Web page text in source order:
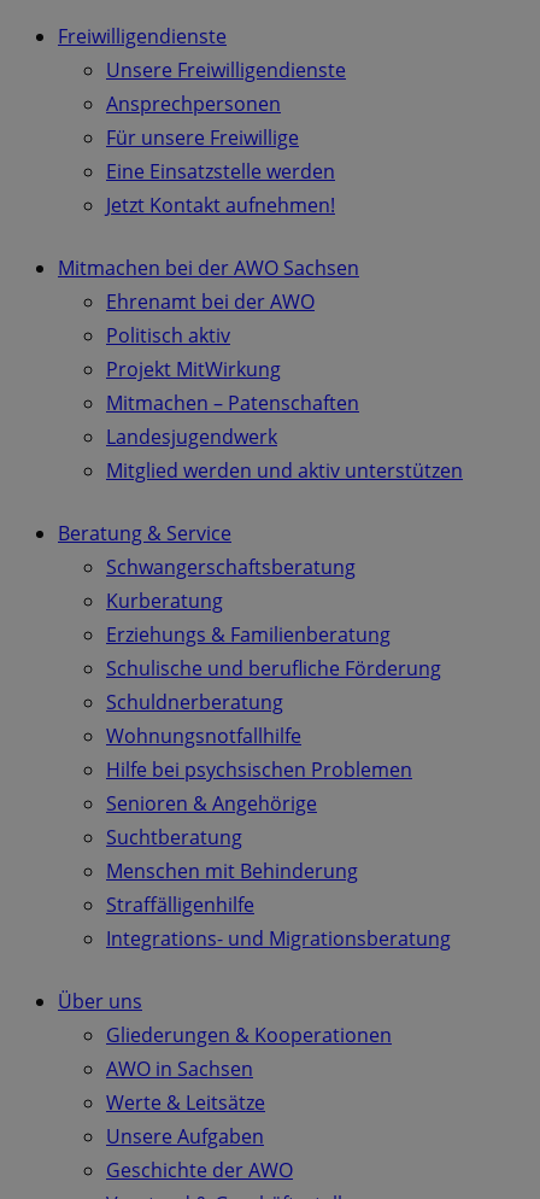
Freiwilligendienste
Unsere Freiwilligendienste
Ansprechpersonen
Für unsere Freiwillige
Eine Einsatzstelle werden
Jetzt Kontakt aufnehmen!
Mitmachen bei der AWO Sachsen
Ehrenamt bei der AWO
Politisch aktiv
Projekt MitWirkung
Mitmachen – Patenschaften
Landesjugendwerk
Mitglied werden und aktiv unterstützen
Beratung & Service
Schwangerschaftsberatung
Kurberatung
Erziehungs & Familienberatung
Schulische und berufliche Förderung
Schuldnerberatung
Wohnungsnotfallhilfe
Hilfe bei psychsischen Problemen
Senioren & Angehörige
Suchtberatung
Menschen mit Behinderung
Straffälligenhilfe
Integrations- und Migrationsberatung
Über uns
Gliederungen & Kooperationen
AWO in Sachsen
Werte & Leitsätze
Unsere Aufgaben
Geschichte der AWO